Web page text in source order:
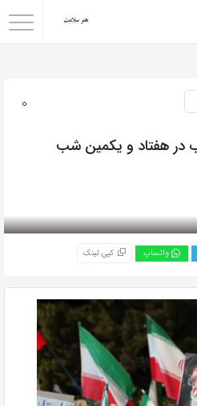
0
در هفتاد و یکمین شب
واتساپ کپی لینک